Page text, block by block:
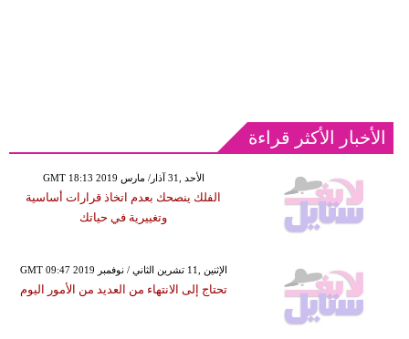
الأخبار الأكثر قراءة
GMT 18:13 2019 الأحد ,31 آذار/ مارس
الفلك ينصحك بعدم اتخاذ قرارات أساسية
وتغييرية في حياتك
GMT 09:47 2019 الإثنين ,11 تشرين الثاني / نوفمبر
تحتاج إلى الانتهاء من العديد من الأمور اليوم